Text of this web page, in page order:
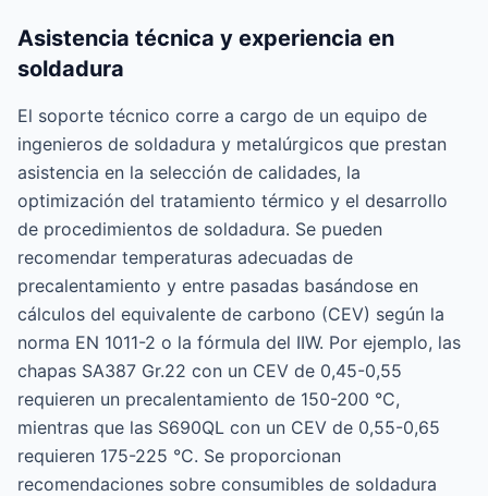
Asistencia técnica y experiencia en
soldadura
El soporte técnico corre a cargo de un equipo de
ingenieros de soldadura y metalúrgicos que prestan
asistencia en la selección de calidades, la
optimización del tratamiento térmico y el desarrollo
de procedimientos de soldadura. Se pueden
recomendar temperaturas adecuadas de
precalentamiento y entre pasadas basándose en
cálculos del equivalente de carbono (CEV) según la
norma EN 1011-2 o la fórmula del IIW. Por ejemplo, las
chapas SA387 Gr.22 con un CEV de 0,45-0,55
requieren un precalentamiento de 150-200 °C,
mientras que las S690QL con un CEV de 0,55-0,65
requieren 175-225 °C. Se proporcionan
recomendaciones sobre consumibles de soldadura